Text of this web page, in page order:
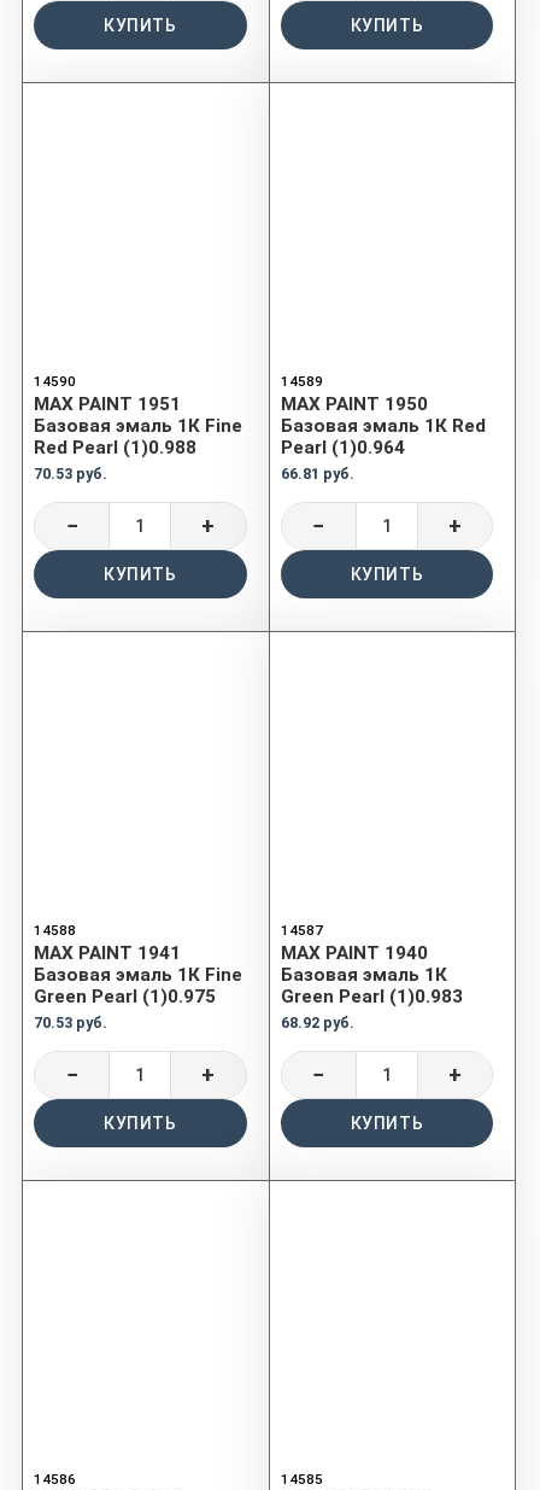
КУПИТЬ КУПИТЬ
14590
MAX PAINT 1951
Базовая эмаль 1К Fine
Red Pearl (1)0.988
70.53 руб.
− +
КУПИТЬ
14589
MAX PAINT 1950
Базовая эмаль 1К Red
Pearl (1)0.964
66.81 руб.
− +
КУПИТЬ
14588
MAX PAINT 1941
Базовая эмаль 1К Fine
Green Pearl (1)0.975
70.53 руб.
− +
КУПИТЬ
14587
MAX PAINT 1940
Базовая эмаль 1К
Green Pearl (1)0.983
68.92 руб.
− +
КУПИТЬ
14586 14585